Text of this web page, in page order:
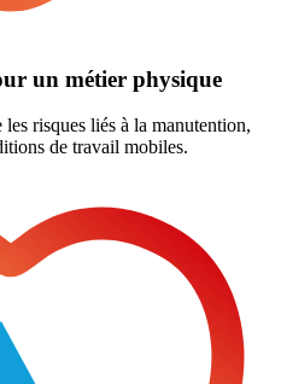
un métier physique
risques liés à la manutention,
de travail mobiles.